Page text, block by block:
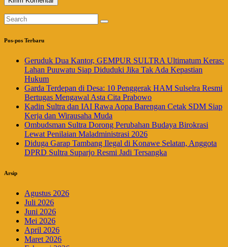
Pos-pos Terbaru
Geruduk Dua Kantor, GEMPUR SULTRA Ultimatum Keras:
Lahan Puuwatu Siap Diduduki Jika Tak Ada Kepastian
Hukum
Garda Terdepan di Desa: 10 Penggerak HAM Sulselra Resmi
Bertugas Mengawal Asta Cita Prabowo
Kadin Sultra dan IAI Rawa Aopa Barengan Cetak SDM Siap
Kerja dan Wirausaha Muda
Ombudsman Sultra Dorong Perubahan Budaya Birokrasi
Lewat Penilaian Maladministrasi 2026
Diduga Garap Tambang Ilegal di Konawe Selatan, Anggota
DPRD Sultra Suparjo Resmi Jadi Tersangka
Arsip
Agustus 2026
Juli 2026
Juni 2026
Mei 2026
April 2026
Maret 2026